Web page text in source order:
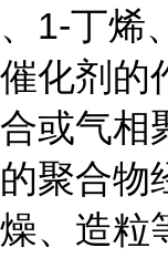
、1-丁烯
催化剂的
合或气相
的聚合物
燥、造粒